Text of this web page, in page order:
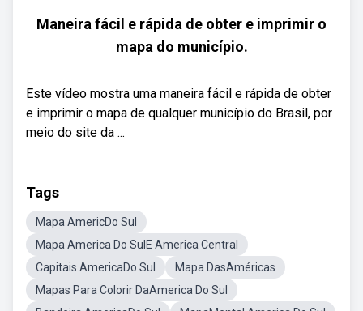
Maneira fácil e rápida de obter e imprimir o
mapa do município.
Este vídeo mostra uma maneira fácil e rápida de obter
e imprimir o mapa de qualquer município do Brasil, por
meio do site da ...
Tags
Mapa AmericDo Sul
Mapa America Do SulE America Central
Capitais AmericaDo Sul
Mapa DasAméricas
Mapas Para Colorir DaAmerica Do Sul